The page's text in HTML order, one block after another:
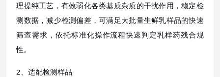
理提纯工艺，有效弱化各类基质杂质的干扰作用，稳定检
测数据，减少检测偏差，可满足大批量生鲜乳样品的快速
筛查需求，依托标准化操作流程快速判定乳样药残合规
性。
2、适配检测样品